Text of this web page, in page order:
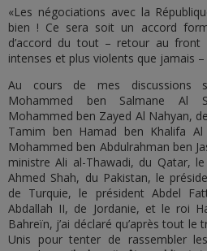
«Les négociations avec la
bien ! Ce sera soit un accord
d’accord du tout – retour au
intenses et plus violents que jamais
Au cours de mes discussions
Mohammed ben Salmane Al
Mohammed ben Zayed Al Nahyan,
Tamim ben Hamad ben Khalifa
Mohammed ben Abdulrahman ben
ministre Ali al-Thawadi, du Qatar,
Ahmed Shah, du Pakistan, le
de Turquie, le président Abdel
Abdallah II, de Jordanie, et le roi
Bahreïn, j’ai déclaré qu’après tout le
Unis pour tenter de rassembler